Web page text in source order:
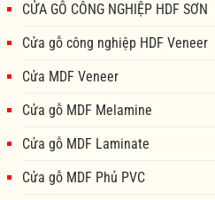
CỬA GỖ CÔNG NGHIỆP HDF SƠN
Cửa gỗ công nghiệp HDF Veneer
Cửa MDF Veneer
Cửa gỗ MDF Melamine
Cửa gỗ MDF Laminate
Cửa gỗ MDF Phủ PVC